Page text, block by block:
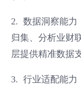
2. 数据洞察能力
归集、分析业财
层提供精准数据
3. 行业适配能力